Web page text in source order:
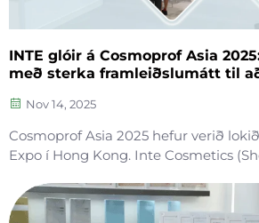
INTE glóir á Cosmoprof Asia
með sterka framleiðslumátt til
Nov 14, 2025
Cosmoprof Asia 2025 hefur verið
Expo í Hong Kong. Inte Cosmetics
vakti mikla athygli hjá alþjóðlegum
með traustri framleiðslu...